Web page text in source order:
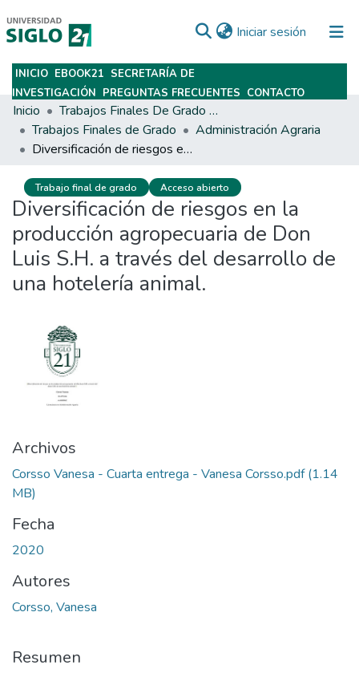
Iniciar sesión (current)
Subir
INICIO EBOOK21 SECRETARÍA DE
INVESTIGACIÓN PREGUNTAS FRECUENTES CONTACTO
Inicio
Trabajos Finales De Grado Y Posgrado
Trabajos Finales de Grado
Administración Agraria
Diversificación de riesgos en la producción agropecuaria de Don Luis S.H. a través del desarrollo de una hotelería animal.
Trabajo final de grado Acceso abierto
Diversificación de riesgos en la
producción agropecuaria de Don
Luis S.H. a través del desarrollo de
una hotelería animal.
Archivos
Corsso Vanesa - Cuarta entrega - Vanesa Corsso.pdf(1.14
MB)
Fecha
2020
Autores
Corsso, Vanesa
Resumen